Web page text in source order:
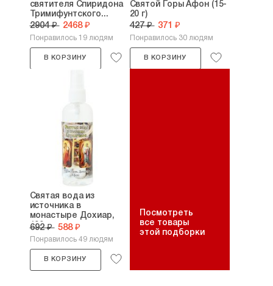
святителя Спиридона
Тримифунтского...
2904 ₽ 2468 ₽
Понравилось 19 людям
В КОРЗИНУ
Святой Горы Афон (15-
20 г)
427 ₽ 371 ₽
Понравилось 30 людям
В КОРЗИНУ
Святая вода из
источника в
монастыре Дохиар,
100 мл
692 ₽ 588 ₽
Понравилось 49 людям
В КОРЗИНУ
Посмотреть
все товары
этой подборки